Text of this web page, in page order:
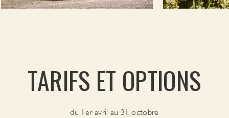
TARIFS ET OPTIONS
du 1er avril au 31 octobre